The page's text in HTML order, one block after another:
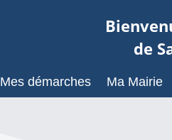
de
Mes démarches Ma Mairie